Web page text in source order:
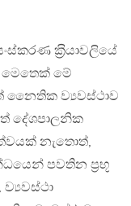
ක‍්‍රියාවලියේ
මේ
නෛතික ව්‍යවස්ථාව
දේශපාලනික
නැතොත්,
පවතින ප‍්‍රභූ